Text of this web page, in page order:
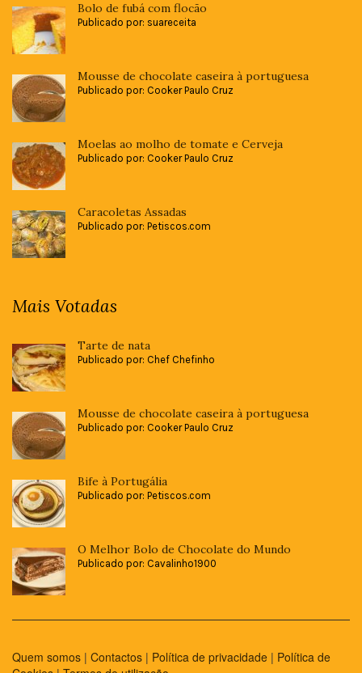
Bolo de fubá com flocão
Publicado por: suareceita
Mousse de chocolate caseira à portuguesa
Publicado por: Cooker Paulo Cruz
Moelas ao molho de tomate e Cerveja
Publicado por: Cooker Paulo Cruz
Caracoletas Assadas
Publicado por: Petiscos.com
Mais Votadas
Tarte de nata
Publicado por: Chef Chefinho
Mousse de chocolate caseira à portuguesa
Publicado por: Cooker Paulo Cruz
Bife à Portugália
Publicado por: Petiscos.com
O Melhor Bolo de Chocolate do Mundo
Publicado por: Cavalinho1900
Quem somos | Contactos | Política de privacidade | Política de